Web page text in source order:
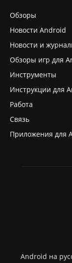
Обзоры
Новости Android
Новости и
Обзоры игр для
Инструменты
Инструкции для
Работа
Связь
Приложения для
Android на